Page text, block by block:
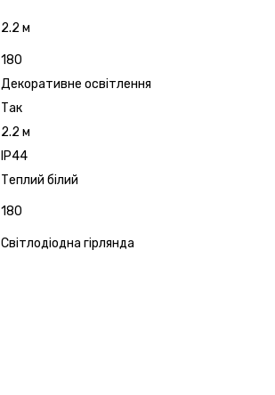
2.2 м
180
Декоративне освітлення
Так
2.2 м
IP44
Теплий білий
180
Світлодіодна гірлянда